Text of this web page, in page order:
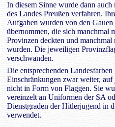
In diesem Sinne wurde dann auch
des Landes Preußen verfahren.
Aufgaben wurden von den
übernommen, die sich manchmal
Provinzen deckten und manchmal
wurden. Die jeweiligen
verschwanden.
Die entsprechenden
Einschränkungen zwar weiter, auf
nicht in Form von Flaggen. Sie
vereinzelt an Uniformen der SA
Dienstgraden der Hitlerjugend in
verwendet.